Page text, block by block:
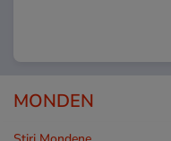
MONDEN